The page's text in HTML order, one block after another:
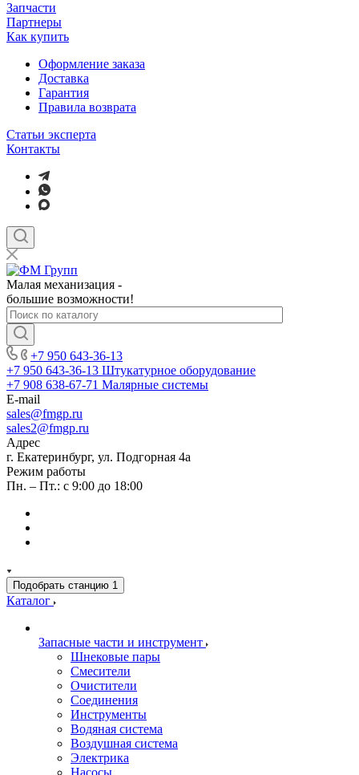
Запчасти
Партнеры
Как купить
Оформление заказа
Доставка
Гарантия
Правила возврата
Статьи эксперта
Контакты
Малая механизация -
большие возможности!
+7 950 643-36-13
+7 950 643-36-13 Штукатурное оборудование
+7 908 638-67-71 Малярные системы
E-mail
sales@fmgp.ru
sales2@fmgp.ru
Адрес
г. Екатеринбург, ул. Подгорная 4а
Режим работы
Пн. – Пт.: с 9:00 до 18:00
Подобрать станцию 1
Каталог
Запасные части и инструмент
Шнековые пары
Смесители
Очистители
Соединения
Инструменты
Водяная система
Воздушная система
Электрика
Насосы